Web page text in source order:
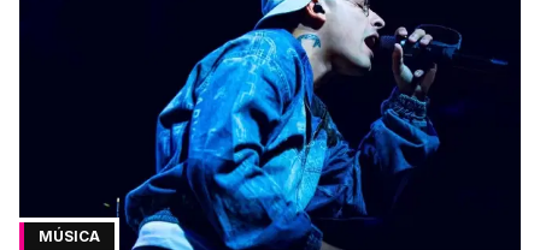
MÚSICA